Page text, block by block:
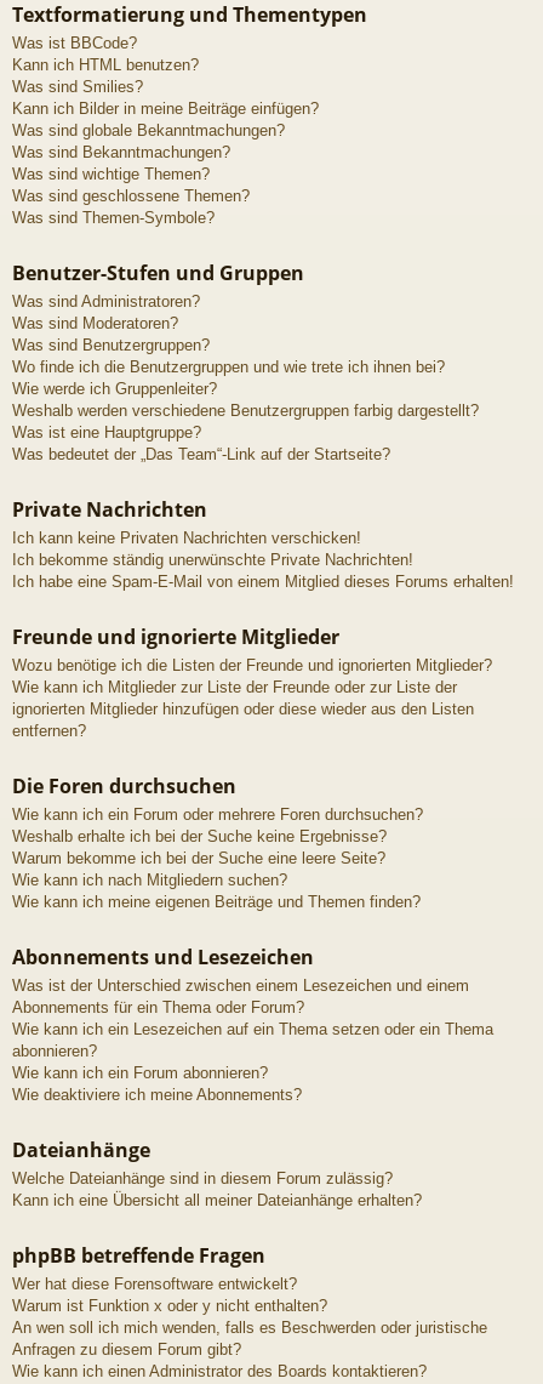
Textformatierung und Thementypen
Was ist BBCode?
Kann ich HTML benutzen?
Was sind Smilies?
Kann ich Bilder in meine Beiträge einfügen?
Was sind globale Bekanntmachungen?
Was sind Bekanntmachungen?
Was sind wichtige Themen?
Was sind geschlossene Themen?
Was sind Themen-Symbole?
Benutzer-Stufen und Gruppen
Was sind Administratoren?
Was sind Moderatoren?
Was sind Benutzergruppen?
Wo finde ich die Benutzergruppen und wie trete ich ihnen bei?
Wie werde ich Gruppenleiter?
Weshalb werden verschiedene Benutzergruppen farbig dargestellt?
Was ist eine Hauptgruppe?
Was bedeutet der „Das Team“-Link auf der Startseite?
Private Nachrichten
Ich kann keine Privaten Nachrichten verschicken!
Ich bekomme ständig unerwünschte Private Nachrichten!
Ich habe eine Spam-E-Mail von einem Mitglied dieses Forums erhalten!
Freunde und ignorierte Mitglieder
Wozu benötige ich die Listen der Freunde und ignorierten Mitglieder?
Wie kann ich Mitglieder zur Liste der Freunde oder zur Liste der
ignorierten Mitglieder hinzufügen oder diese wieder aus den Listen
entfernen?
Die Foren durchsuchen
Wie kann ich ein Forum oder mehrere Foren durchsuchen?
Weshalb erhalte ich bei der Suche keine Ergebnisse?
Warum bekomme ich bei der Suche eine leere Seite?
Wie kann ich nach Mitgliedern suchen?
Wie kann ich meine eigenen Beiträge und Themen finden?
Abonnements und Lesezeichen
Was ist der Unterschied zwischen einem Lesezeichen und einem
Abonnements für ein Thema oder Forum?
Wie kann ich ein Lesezeichen auf ein Thema setzen oder ein Thema
abonnieren?
Wie kann ich ein Forum abonnieren?
Wie deaktiviere ich meine Abonnements?
Dateianhänge
Welche Dateianhänge sind in diesem Forum zulässig?
Kann ich eine Übersicht all meiner Dateianhänge erhalten?
phpBB betreffende Fragen
Wer hat diese Forensoftware entwickelt?
Warum ist Funktion x oder y nicht enthalten?
An wen soll ich mich wenden, falls es Beschwerden oder juristische
Anfragen zu diesem Forum gibt?
Wie kann ich einen Administrator des Boards kontaktieren?